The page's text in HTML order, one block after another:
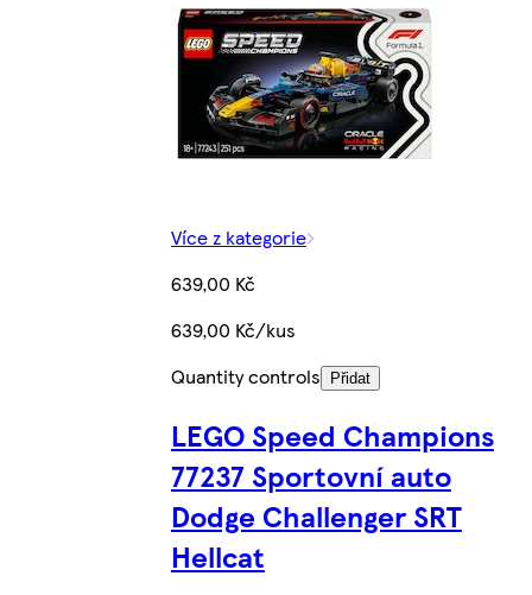
Více z kategorie
639,00 Kč
639,00 Kč/kus
Quantity controls
Přidat
LEGO Speed Champions
77237 Sportovní auto
Dodge Challenger SRT
Hellcat